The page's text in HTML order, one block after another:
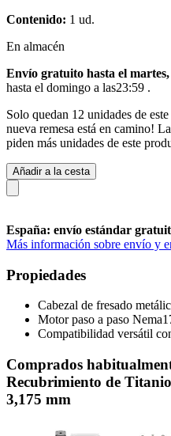
Contenido: 1 ud.
En almacén
Envío gratuito hasta el martes,
hasta el domingo a las23:59 .
Solo quedan 12 unidades de
nueva remesa está en camino!
piden más unidades de este
Añadir a la cesta
España: envío estándar
Más información sobre envío y
Propiedades
Cabezal de fresado
Motor paso a paso
Compatibilidad versátil
Comprados
Recubrimiento de
3,175 mm